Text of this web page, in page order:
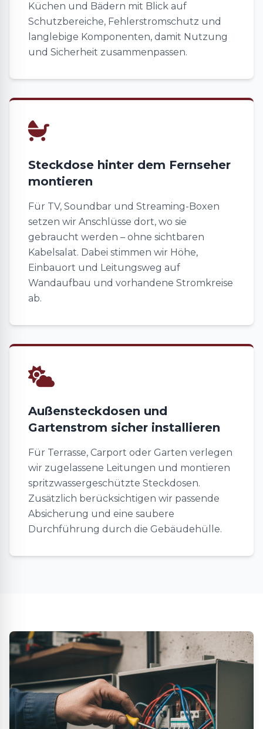
Küchen und Bädern mit Blick auf
Schutzbereiche, Fehlerstromschutz und
langlebige Komponenten, damit Nutzung
und Sicherheit zusammenpassen.
Steckdose hinter dem Fernseher
montieren
Für TV, Soundbar und Streaming-Boxen
setzen wir Anschlüsse dort, wo sie
gebraucht werden – ohne sichtbaren
Kabelsalat. Dabei stimmen wir Höhe,
Einbauort und Leitungsweg auf
Wandaufbau und vorhandene Stromkreise
ab.
Außensteckdosen und
Gartenstrom sicher installieren
Für Terrasse, Carport oder Garten verlegen
wir zugelassene Leitungen und montieren
spritzwassergeschützte Steckdosen.
Zusätzlich berücksichtigen wir passende
Absicherung und eine saubere
Durchführung durch die Gebäudehülle.